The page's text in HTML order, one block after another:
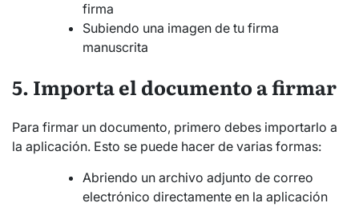
firma
Subiendo una imagen de tu firma
manuscrita
5. Importa el documento a firmar
Para firmar un documento, primero debes importarlo a
la aplicación. Esto se puede hacer de varias formas:
Abriendo un archivo adjunto de correo
electrónico directamente en la aplicación